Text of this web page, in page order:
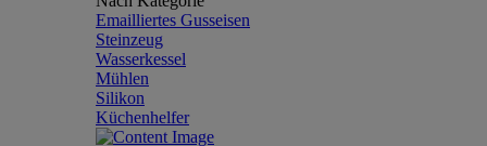
Emailliertes Gusseisen
Steinzeug
Wasserkessel
Mühlen
Silikon
Küchenhelfer